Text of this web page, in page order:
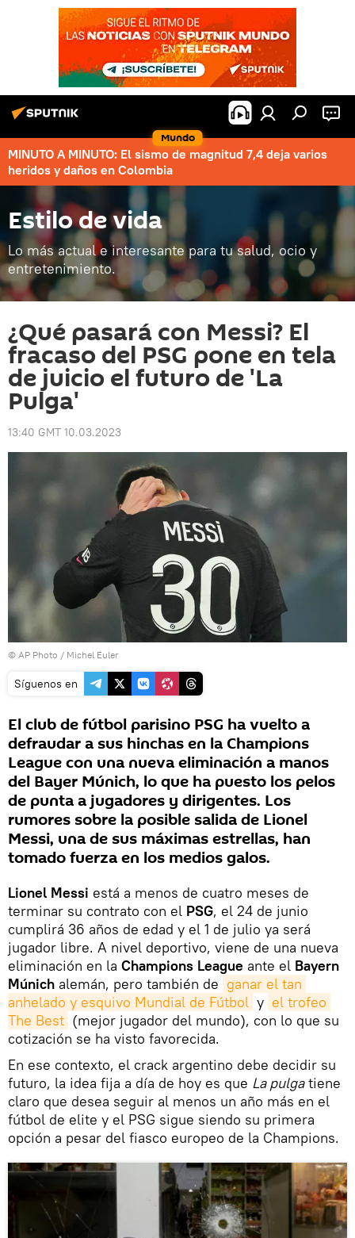
Mundo
MINUTO A MINUTO: El sismo de magnitud 7,4 deja varios
heridos y daños en Colombia
Estilo de vida
Lo más actual e interesante para tu salud, ocio y
entretenimiento.
¿Qué pasará con Messi? El
fracaso del PSG pone en tela
de juicio el futuro de 'La
Pulga'
13:40 GMT 10.03.2023
© AP Photo / Michel Euler
Síguenos en
El club de fútbol parisino PSG ha vuelto a
defraudar a sus hinchas en la Champions
League con una nueva eliminación a manos
del Bayer Múnich, lo que ha puesto los pelos
de punta a jugadores y dirigentes. Los
rumores sobre la posible salida de Lionel
Messi, una de sus máximas estrellas, han
tomado fuerza en los medios galos.
Lionel Messi está a menos de cuatro meses de
terminar su contrato con el PSG, el 24 de junio
cumplirá 36 años de edad y el 1 de julio ya será
jugador libre. A nivel deportivo, viene de una nueva
eliminación en la Champions League ante el Bayern
Múnich alemán, pero también de ganar el tan
anhelado y esquivo Mundial de Fútbol y el trofeo
The Best (mejor jugador del mundo), con lo que su
cotización se ha visto favorecida.
En ese contexto, el crack argentino debe decidir su
futuro, la idea fija a día de hoy es que La pulgatiene
claro que desea seguir al menos un año más en el
fútbol de elite y el PSG sigue siendo su primera
opción a pesar del fiasco europeo de la Champions.